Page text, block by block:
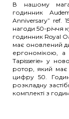
В нашому
годинник
Anniversary” ref.
нагоди 50-річчя
годинник Royal
має оновлений
ергономікою, а
Tapisserie» у
ротор, який має
цифру 50.
розкладну
комплекті з